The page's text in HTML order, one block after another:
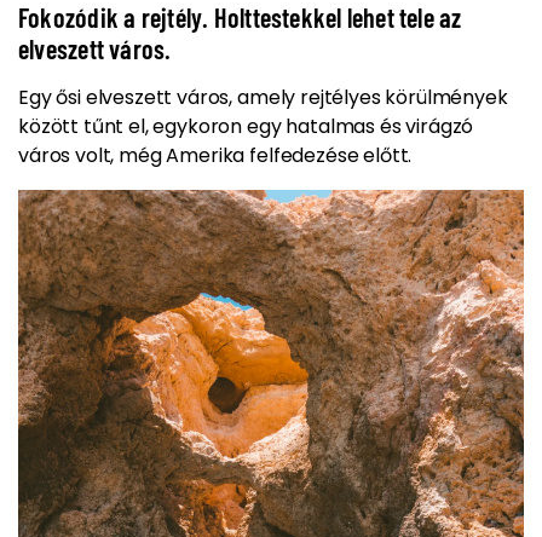
Fokozódik a rejtély. Holttestekkel lehet tele az
elveszett város.
Egy ősi elveszett város, amely rejtélyes körülmények
között tűnt el, egykoron egy hatalmas és virágzó
város volt, még Amerika felfedezése előtt.